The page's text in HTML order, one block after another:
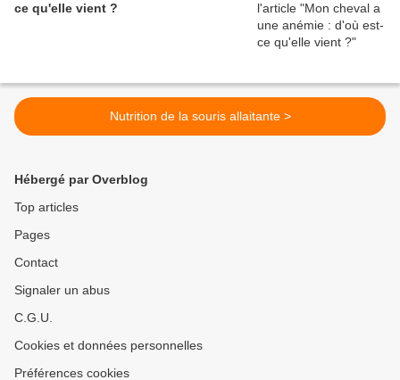
ce qu'elle vient ?
Nutrition de la souris allaitante >
Hébergé par Overblog
Top articles
Pages
Contact
Signaler un abus
C.G.U.
Cookies et données personnelles
Préférences cookies